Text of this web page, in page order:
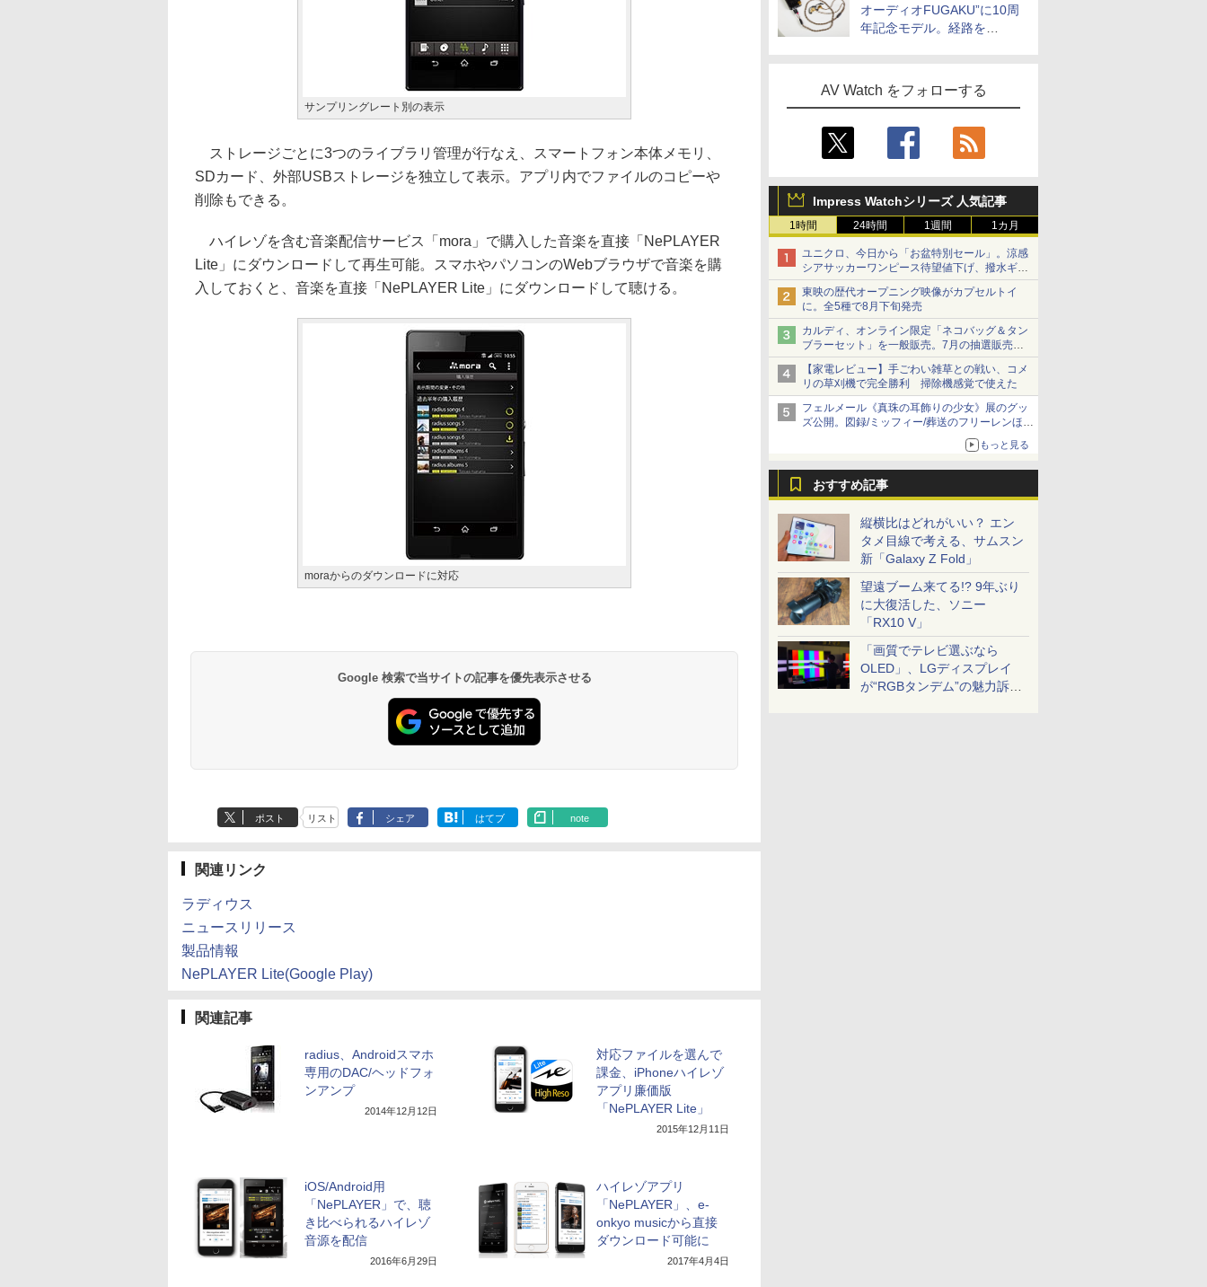
オーディオFUGAKU”に10周
年記念モデル。経路を
AV Watch をフォローする
Impress Watchシリーズ 人気記事
1時間 24時間 1週間 1カ月
ユニクロ、今日から「お盆特別セール」。涼感
シアサッカーワンピース待望値下げ、撥水ギア
ショーツは1990円に
東映の歴代オープニング映像がカプセルトイ
に。全5種で8月下旬発売
カルディ、オンライン限定「ネコバッグ＆タン
ブラーセット」を一般販売。7月の抽選販売の
当選無効分
【家電レビュー】手ごわい雑草との戦い、コメ
リの草刈機で完全勝利 掃除機感覚で使えた
フェルメール《真珠の耳飾りの少女》展のグッ
ズ公開。図録/ミッフィー/葬送のフリーレンほ
もっと見る
おすすめ記事
縦横比はどれがいい？ エン
タメ目線で考える、サムスン
新「Galaxy Z Fold」
望遠ブーム来てる!? 9年ぶり
に大復活した、ソニー
「RX10 V」
「画質でテレビ選ぶなら
OLED」、LGディスプレイ
が“RGBタンデム”の魅力訴
サンプリングレート別の表示
ストレージごとに3つのライブラリ管理が行なえ、スマートフォン本体メモリ、
SDカード、外部USBストレージを独立して表示。アプリ内でファイルのコピーや
削除もできる。
ハイレゾを含む音楽配信サービス「mora」で購入した音楽を直接「NePLAYER
Lite」にダウンロードして再生可能。スマホやパソコンのWebブラウザで音楽を購
入しておくと、音楽を直接「NePLAYER Lite」にダウンロードして聴ける。
moraからのダウンロードに対応
Google 検索で当サイトの記事を優先表示させる
ポスト リスト シェア はてブ note
関連リンク
ラディウス
ニュースリリース
製品情報
NePLAYER Lite(Google Play)
関連記事
radius、Androidスマホ
専用のDAC/ヘッドフォ
ンアンプ
2014年12月12日
対応ファイルを選んで
課金、iPhoneハイレゾ
アプリ廉価版
「NePLAYER Lite」
2015年12月11日
iOS/Android用
「NePLAYER」で、聴
き比べられるハイレゾ
音源を配信
2016年6月29日
ハイレゾアプリ
「NePLAYER」、e-
onkyo musicから直接
ダウンロード可能に
2017年4月4日